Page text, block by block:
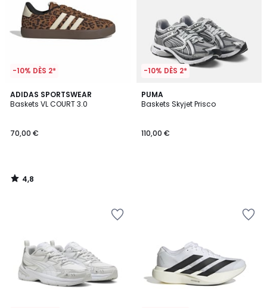
-10% DÈS 2*
ADIDAS SPORTSWEAR
Baskets VL COURT 3.0
70,00 €
4,8
/ 5
4,8
/
-10% DÈS 2*
PUMA
Baskets Skyjet Prisco
110,00 €